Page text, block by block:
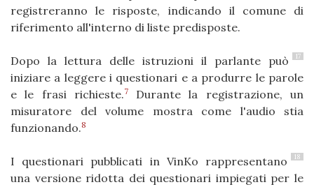
registreranno le risposte, indicando il comune di
riferimento all'interno di liste predisposte.
17
Dopo la lettura delle istruzioni il parlante può
iniziare a leggere i questionari e a produrre le parole
e le frasi richieste.7Durante la registrazione, un
misuratore del volume mostra come l'audio stia
funzionando.8
18
I questionari pubblicati in VinKo rappresentano
una versione ridotta dei questionari impiegati per le